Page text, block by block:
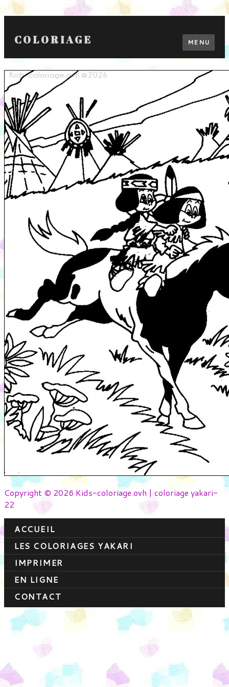
COLORIAGE MENU
Copyright © 2026 Kids-coloriage.ovh | coloriage yakari-
22
ACCUEIL
LES COLORIAGES YAKARI
IMPRIMER
EN LIGNE
CONTACT